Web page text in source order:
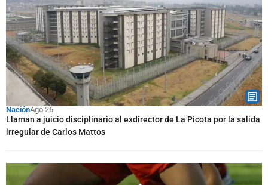
NaciónAgo 26
Llaman a juicio disciplinario al exdirector de La Picota por la salida
irregular de Carlos Mattos